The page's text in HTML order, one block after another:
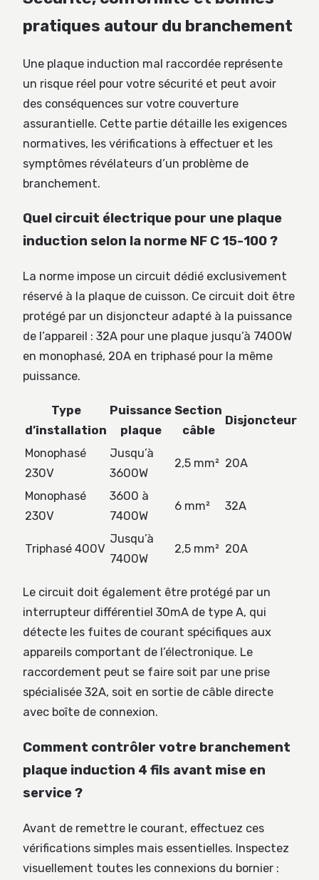
pratiques autour du branchement
Une plaque induction mal raccordée représente
un risque réel pour votre sécurité et peut avoir
des conséquences sur votre couverture
assurantielle. Cette partie détaille les exigences
normatives, les vérifications à effectuer et les
symptômes révélateurs d’un problème de
branchement.
Quel circuit électrique pour une plaque
induction selon la norme NF C 15-100 ?
La norme impose un circuit dédié exclusivement
réservé à la plaque de cuisson. Ce circuit doit être
protégé par un disjoncteur adapté à la puissance
de l’appareil : 32A pour une plaque jusqu’à 7400W
en monophasé, 20A en triphasé pour la même
puissance.
Type
d’installation
Puissance
plaque
Section
câble
Disjoncteur
Monophasé
230V
Jusqu’à
3600W
2,5 mm² 20A
Monophasé
230V
3600 à
7400W
6 mm² 32A
Triphasé 400V
Jusqu’à
7400W
2,5 mm² 20A
Le circuit doit également être protégé par un
interrupteur différentiel 30mA de type A, qui
détecte les fuites de courant spécifiques aux
appareils comportant de l’électronique. Le
raccordement peut se faire soit par une prise
spécialisée 32A, soit en sortie de câble directe
avec boîte de connexion.
Comment contrôler votre branchement
plaque induction 4 fils avant mise en
service ?
Avant de remettre le courant, effectuez ces
vérifications simples mais essentielles. Inspectez
visuellement toutes les connexions du bornier :